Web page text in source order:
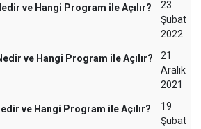
ve Hangi Program ile Açılır?
23
Şubat
2022
ve Hangi Program ile Açılır?
21
Aralık
2021
ve Hangi Program ile Açılır?
19
Şubat